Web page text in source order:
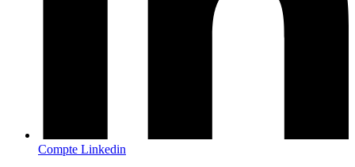
Compte Linkedin